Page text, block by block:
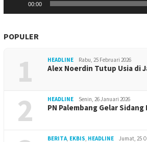
00:00
POPULER
1 HEADLINE Rabu, 25 Februari 2026
Alex Noerdin Tutup Usia di
2 HEADLINE Senin, 26 Januari 2026
PN Palembang Gelar
BERITA, EKBIS, HEADLINE Jumat, 25